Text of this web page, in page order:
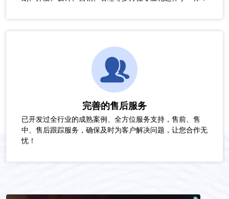
完善的售后服务
已开发过全行业的成熟案例、全方位服务支持，售前、售
中、售后跟踪服务，确保及时为客户解决问题，让您合作无
忧！